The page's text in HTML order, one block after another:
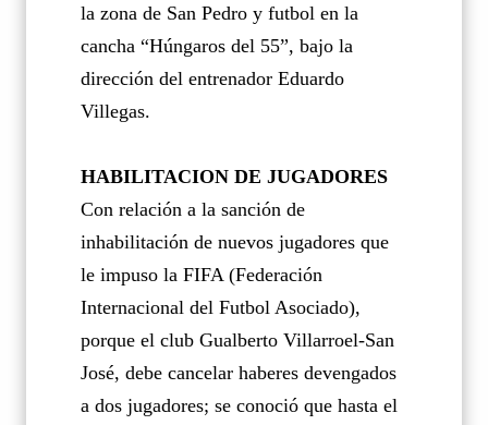
la zona de San Pedro y futbol en la
cancha “Húngaros del 55”, bajo la
dirección del entrenador Eduardo
Villegas.
HABILITACION DE JUGADORES
Con relación a la sanción de
inhabilitación de nuevos jugadores que
le impuso la FIFA (Federación
Internacional del Futbol Asociado),
porque el club Gualberto Villarroel-San
José, debe cancelar haberes devengados
a dos jugadores; se conoció que hasta el